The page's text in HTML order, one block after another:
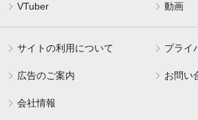
VTuber 動画
サイトの利用について プライ
広告のご案内 お問い
会社情報